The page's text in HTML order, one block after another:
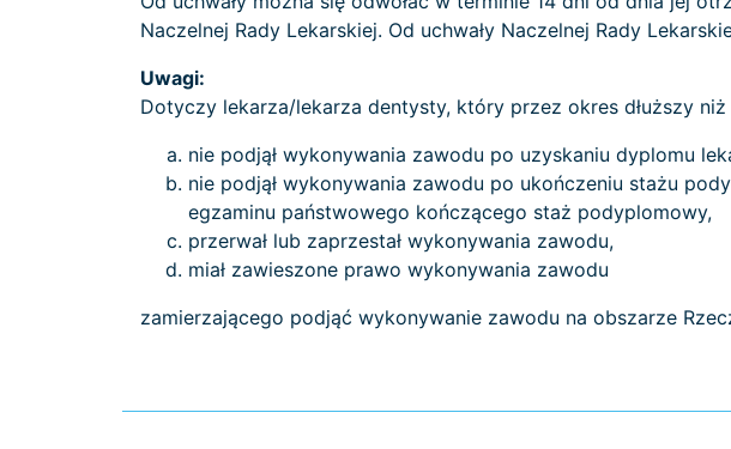
Naczelnej Rady Lekarskiej. Od uchwały Naczelnej Rady
Uwagi:
Dotyczy lekarza/lekarza dentysty, który przez okres dłuższy
nie podjął wykonywania zawodu po uzyskaniu dyplomu
nie podjął wykonywania zawodu po ukończeniu stażu
egzaminu państwowego kończącego staż podyplomowy,
przerwał lub zaprzestał wykonywania zawodu,
miał zawieszone prawo wykonywania zawodu
zamierzającego podjąć wykonywanie zawodu na obszarze